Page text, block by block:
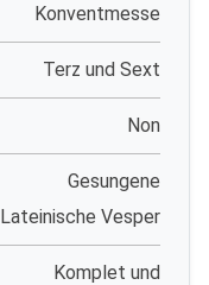
Konventmesse
Terz und Sext
Non
Gesungene
Lateinische Vesper
Komplet und